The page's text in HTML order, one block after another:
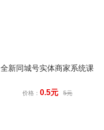
全新同城号实体商家系统课
价格： 0.5元 5元